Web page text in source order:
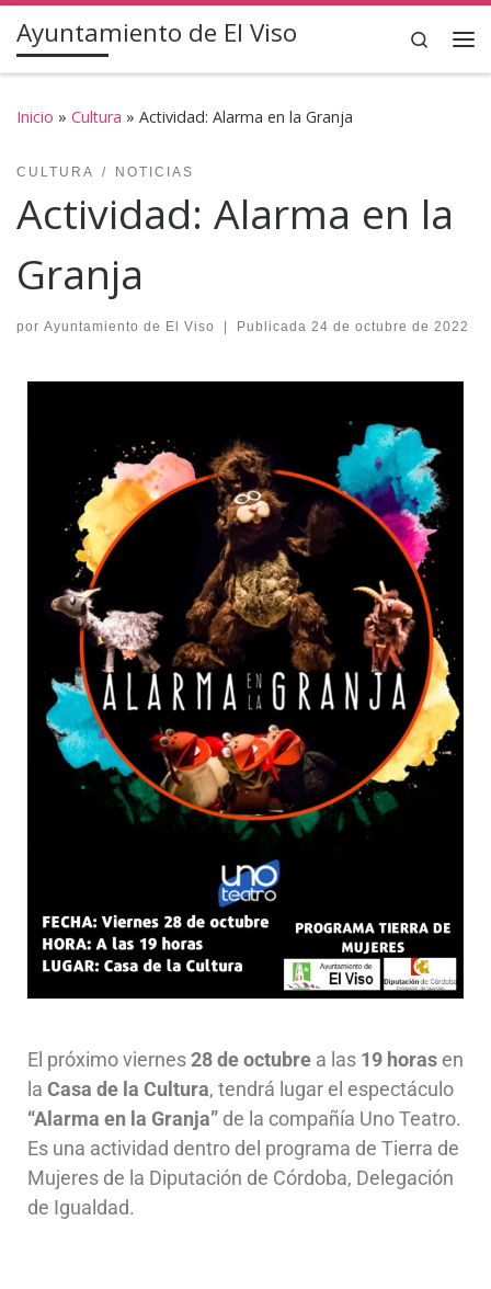
Saltar al contenido
Ayuntamiento de El Viso Search
Inicio » Cultura » Actividad: Alarma en la Granja
CULTURA NOTICIAS
Actividad: Alarma en la
Granja
por Ayuntamiento de El Viso | Publicada 24 de octubre de 2022
El próximo viernes28 de octubre a las 19 horas en
la Casa de la Cultura, tendrá lugar el espectáculo
“Alarma en la Granja” de la compañía Uno Teatro.
Es una actividad dentro del programa de Tierra de
Mujeres de la Diputación de Córdoba, Delegación
de Igualdad.